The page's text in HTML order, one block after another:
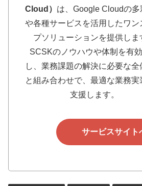
Cloud） は、Google Cloudの多
や各種サービスを活用したワン
プソリューションを提供しま
SCSKのノウハウや体制を有
し、業務課題の解決に必要な全
と組み合わせで、最適な業務実
支援します。
サービスサイト